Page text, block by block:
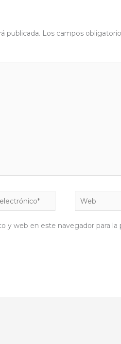
publicada. Los campos
Web
y web en este navegador para la